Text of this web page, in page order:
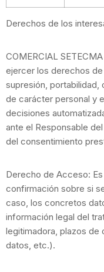
Derechos de los
COMERCIAL
ejercer los derechos
supresión, portabilidad,
de carácter personal y
decisiones
ante el Responsable
del consentimiento
Derecho de Acceso:
confirmación sobre si
caso, los concretos
información legal del
legitimadora, plazos de
datos, etc.).